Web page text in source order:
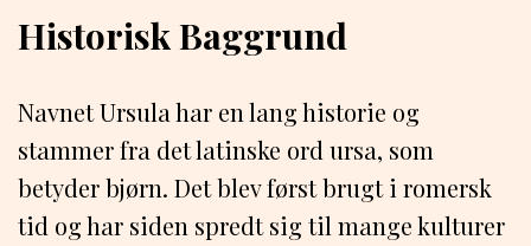
Historisk Baggrund
Navnet Ursula har en lang historie og
stammer fra det latinske ord ursa, som
betyder bjørn. Det blev først brugt i romersk
tid og har siden spredt sig til mange kulturer